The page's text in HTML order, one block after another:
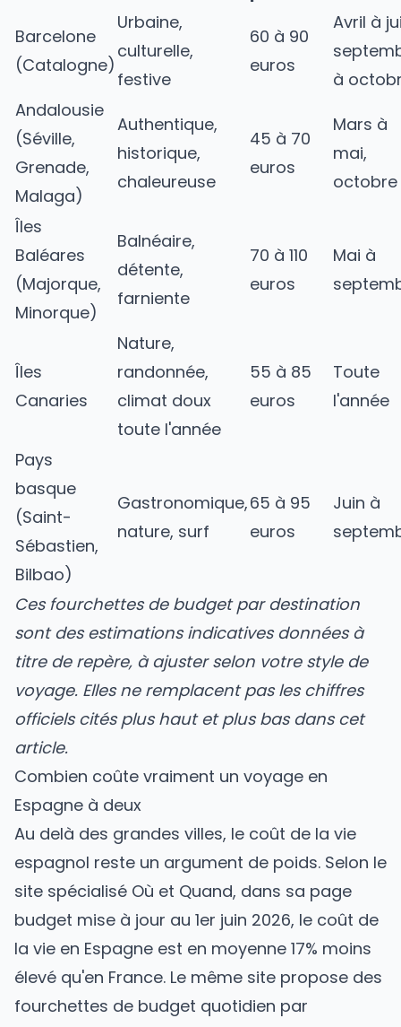
Barcelone
(Catalogne)
Urbaine,
culturelle,
festive
60 à 90
euros
Avril à
à
Andalousie
(Séville,
Grenade,
Malaga)
Authentique,
historique,
chaleureuse
45 à 70
euros
Mars à
mai,
octobre
Îles
Baléares
(Majorque,
Minorque)
Balnéaire,
détente,
farniente
70 à 110
euros
Mai à
Îles
Canaries
Nature,
randonnée,
climat doux
toute l'année
55 à 85
euros
Toute
l'année
Pays
basque
(Saint-
Sébastien,
Bilbao)
Gastronomique,
nature, surf
65 à 95
euros
Juin à
Ces fourchettes de budget par destination
sont des estimations indicatives données à
titre de repère, à ajuster selon votre style de
voyage. Elles ne remplacent pas les chiffres
officiels cités plus haut et plus bas dans cet
article.
Combien coûte vraiment un voyage en
Espagne à deux
Au delà des grandes villes, le coût de la vie
espagnol reste un argument de poids. Selon le
site spécialisé Où et Quand, dans sa page
budget mise à jour au 1er juin 2026, le coût de
la vie en Espagne est en moyenne 17% moins
élevé qu'en France. Le même site propose des
fourchettes de budget quotidien par